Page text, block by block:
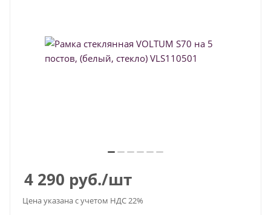
4 290 руб./шт
Цена указана с учетом НДС 22%